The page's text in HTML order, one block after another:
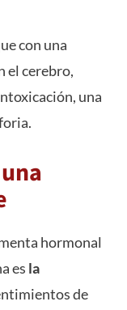
con una
el cerebro,
una
hormonal
es la
de